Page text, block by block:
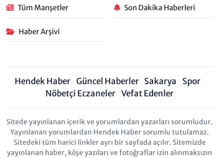
Tüm Manşetler Son Dakika Haberleri
Haber Arşivi
Hendek Haber Güncel Haberler Sakarya
Spor
Nöbetçi Eczaneler Vefat Edenler
Sitede yayınlanan içerik ve yorumlardan yazarları sorumludur.
Yayınlanan yorumlardan Hendek Haber sorumlu tutulamaz.
Sitedeki tüm harici linkler ayrı bir sayfada açılır. Sitemizde
yayınlanan haber, köşe yazıları ve fotoğraflar izin alınmaksızın